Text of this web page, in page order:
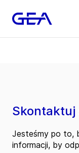
Skontaktuj
Jesteśmy po to,
informacji, by